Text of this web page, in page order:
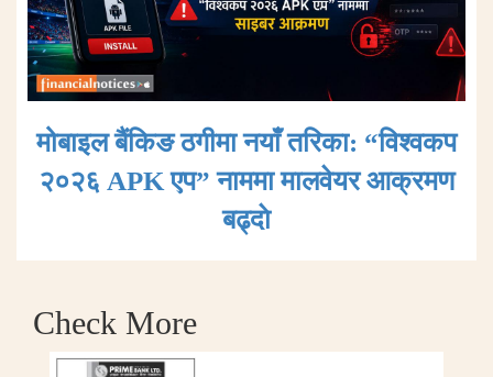
मोबाइल बैंकिङ ठगीमा नयाँ तरिका: “विश्वकप
२०२६ APK एप” नाममा मालवेयर आक्रमण
बढ्दाे
Check More